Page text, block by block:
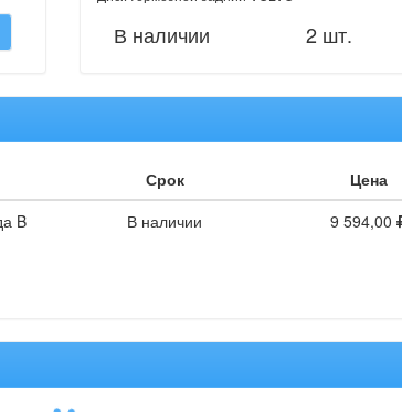
В наличии 2 шт.
Срок
Цена
B В наличии 9 594,00